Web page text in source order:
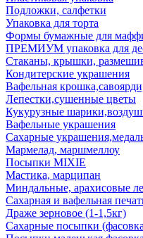
Подложки, салфетки
Упаковка для торта
Формы бумажные для
ПРЕМИУМ упаковка для
Стаканы, крышки,
Кондитерские украшения
Вафельная
Лепестки,сушенные цветы
Кукурузные
Вафельные украшения
Сахарные
Мармелад, маршмеллоу
Посыпки MIXIE
Мастика, марципан
Миндальные, арахисовые
Сахарная и вафельная
Драже зерновое (1-1,5кг)
Сахарные посыпки